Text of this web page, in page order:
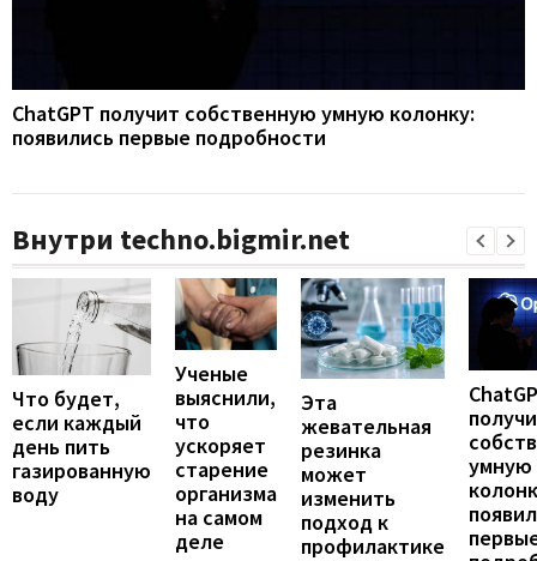
ChatGPT получит собственную умную колонку:
появились первые подробности
Внутри techno.bigmir.net
Что будет,
если каждый
день пить
газированную
воду
Ученые
выяснили,
что
ускоряет
старение
организма
на самом
деле
Эта
жевательная
резинка
может
изменить
подход к
профилактике
умную